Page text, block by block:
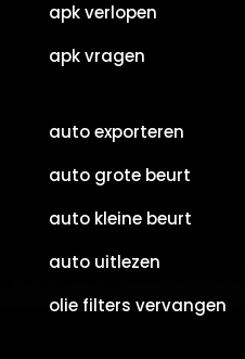
apk verlopen
apk vragen
auto exporteren
auto grote beurt
auto kleine beurt
auto uitlezen
olie filters vervangen